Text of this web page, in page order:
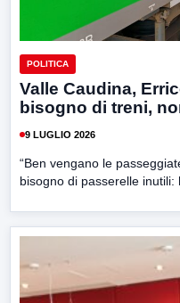
POLITICA
Valle Caudina,
bisogno di treni,
9 LUGLIO 2026
“Ben vengano le
bisogno di passerelle inutili: